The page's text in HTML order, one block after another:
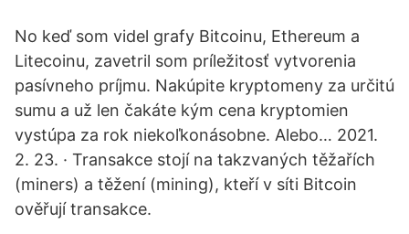
No keď som videl grafy Bitcoinu, Ethereum a
Litecoinu, zavetril som príležitosť vytvorenia
pasívneho príjmu. Nakúpite kryptomeny za určitú
sumu a už len čakáte kým cena kryptomien
vystúpa za rok niekoľkonásobne. Alebo… 2021.
2. 23. · Transakce stojí na takzvaných těžařích
(miners) a těžení (mining), kteří v síti Bitcoin
ověřují transakce.